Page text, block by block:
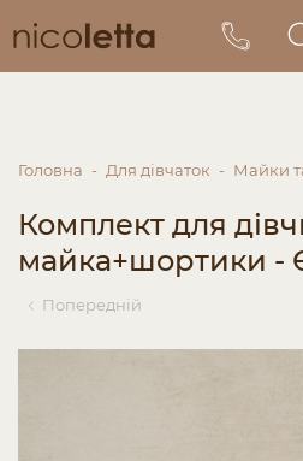
Головна Для дівчаток Майки
Комплект для
майка+шортики -
Попередній